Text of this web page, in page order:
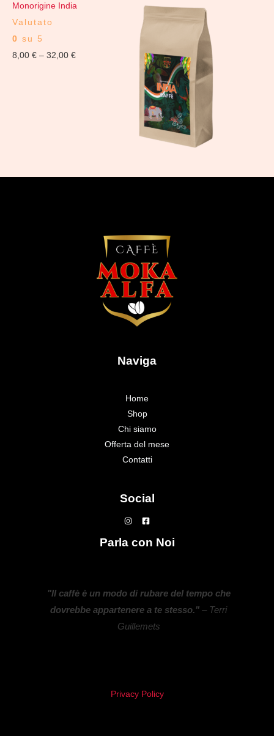
Monorigine India
Valutato
0 su 5
8,00 € – 32,00 €
Naviga
Home
Shop
Chi siamo
Offerta del mese
Contatti
Social
Parla con Noi
"Il caffè è un modo di rubare del tempo che
dovrebbe appartenere a te stesso." – Terri
Guillemets
Privacy Policy